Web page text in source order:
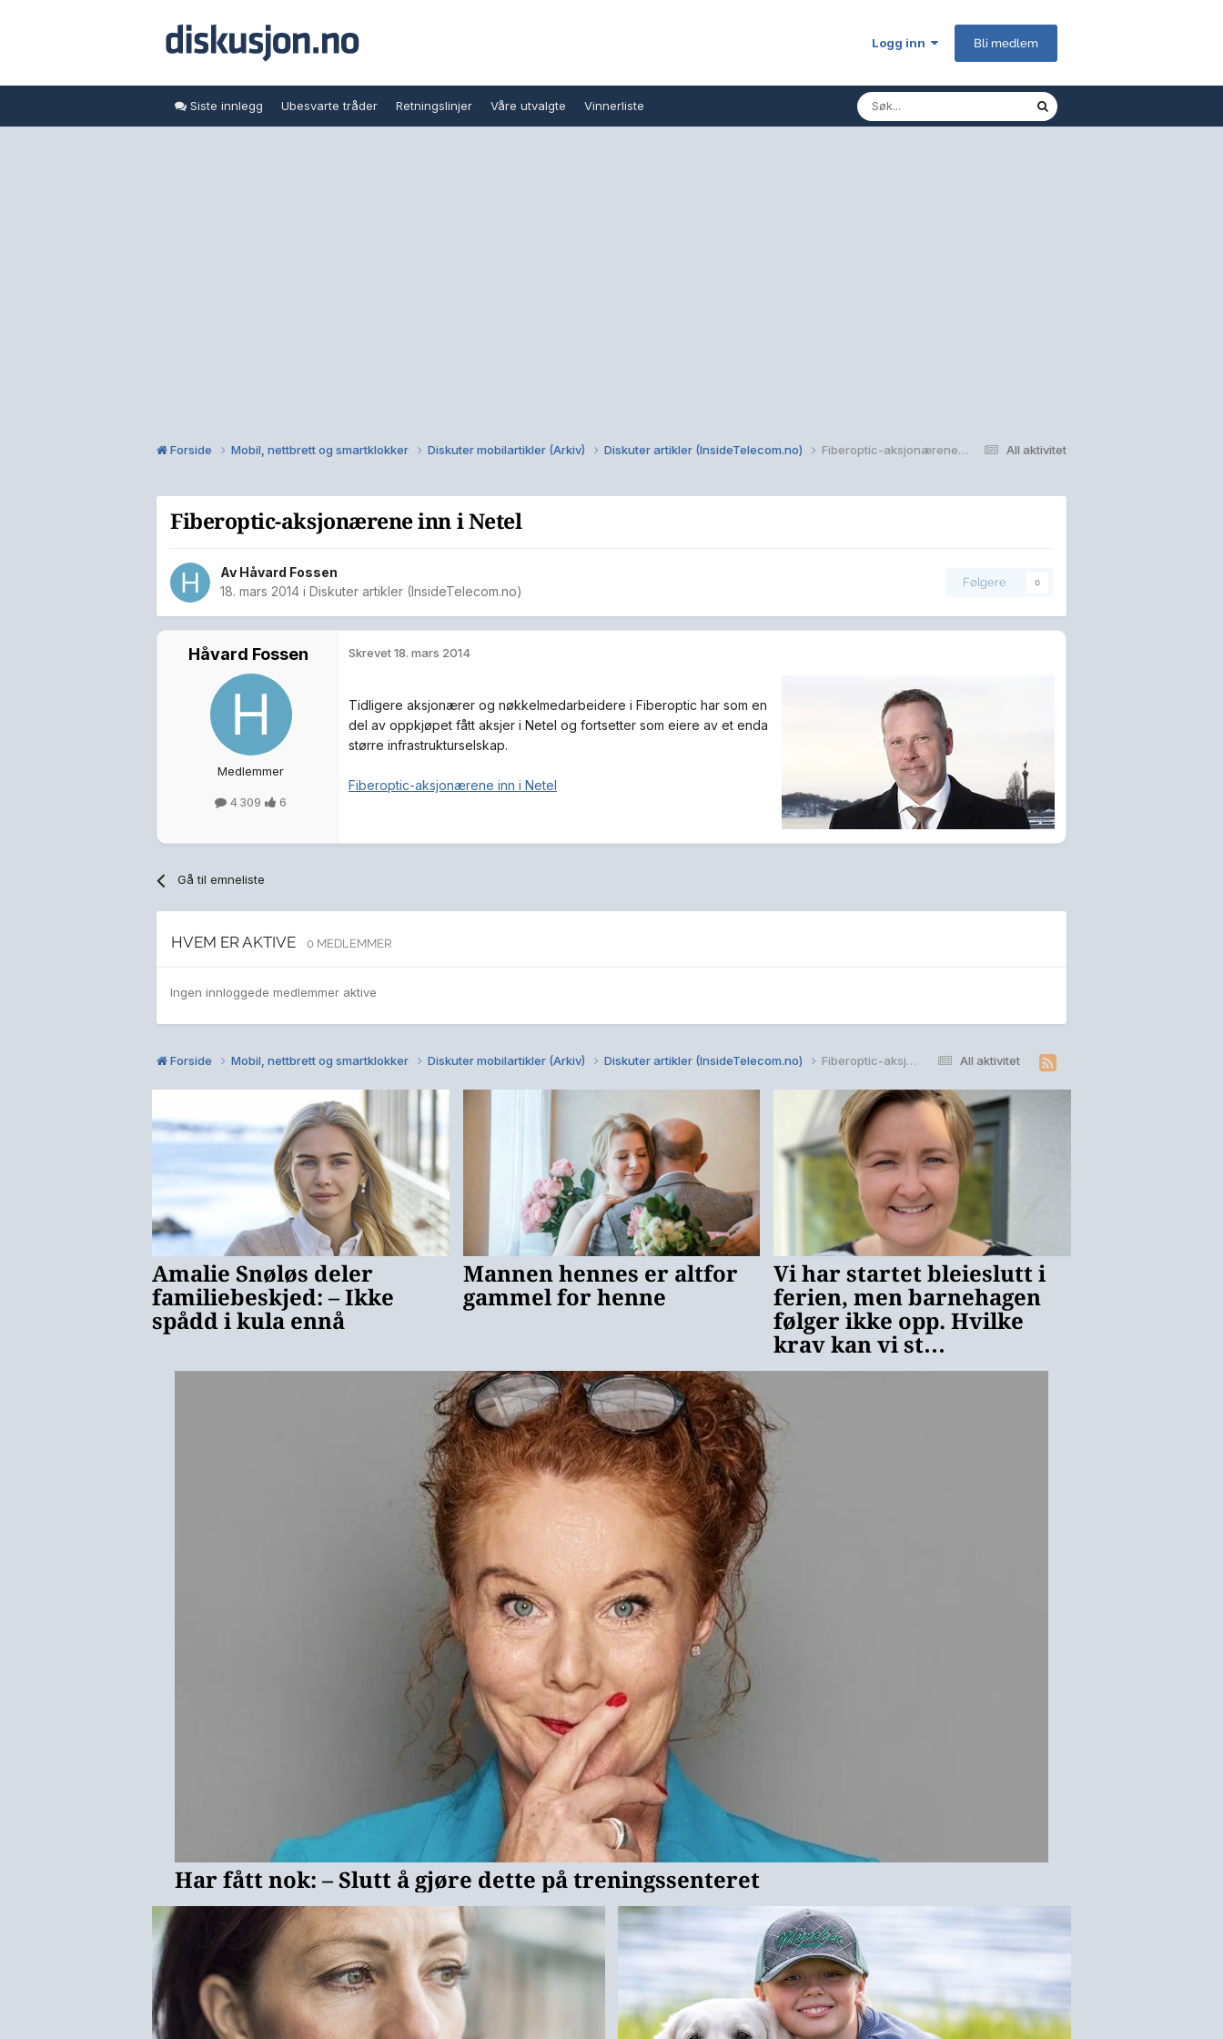
Logg inn Bli medlem
Siste innlegg Ubesvarte tråder Retningslinjer Våre utvalgte Vinnerliste
All aktivitet
Forside Mobil, nettbrett og smartklokker Diskuter mobilartikler (Arkiv) Diskuter artikler (InsideTelecom.no) Fiberoptic-aksjonærene inn i Netel
Fiberoptic-aksjonærene inn i Netel
Av Håvard Fossen
18. mars 2014 i Diskuter artikler (InsideTelecom.no)
Følgere 0
Håvard Fossen
Medlemmer
4 309 6
Skrevet18. mars 2014
Tidligere aksjonærer og nøkkelmedarbeidere i Fiberoptic har som en
del av oppkjøpet fått aksjer i Netel og fortsetter som eiere av et enda
større infrastrukturselskap.
Fiberoptic-aksjonærene inn i Netel
Gå til emneliste
HVEM ER AKTIVE 0 MEDLEMMER
Ingen innloggede medlemmer aktive
All aktivitet
Forside Mobil, nettbrett og smartklokker Diskuter mobilartikler (Arkiv) Diskuter artikler (InsideTelecom.no) Fiberoptic-aksjonærene inn i Netel